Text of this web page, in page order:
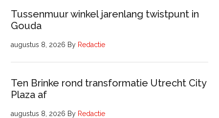
Tussenmuur winkel jarenlang twistpunt in
Gouda
augustus 8, 2026 By Redactie
Ten Brinke rond transformatie Utrecht City
Plaza af
augustus 8, 2026 By Redactie